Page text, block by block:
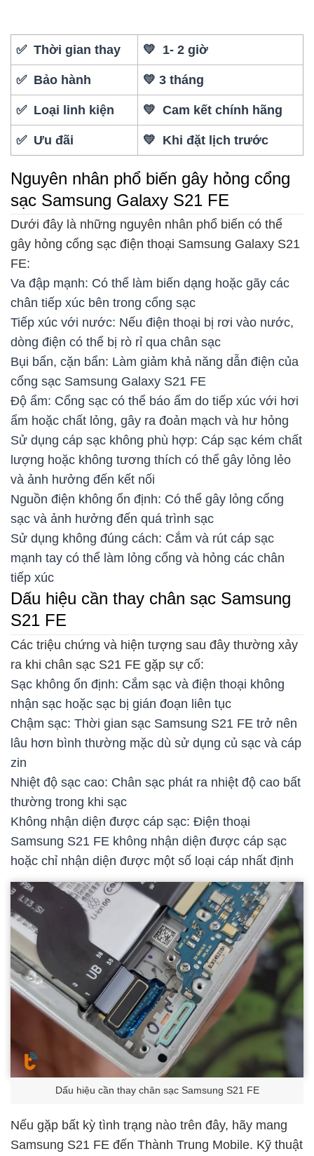
✅ Thời gian thay 💛 1- 2 giờ
✅ Bảo hành 💛 3 tháng
✅ Loại linh kiện 💛 Cam kết chính hãng
✅ Ưu đãi 💛 Khi đặt lịch trước
Nguyên nhân phổ biến gây hỏng cổng
sạc Samsung Galaxy S21 FE
Dưới đây là những nguyên nhân phổ biến có thể
gây hỏng cổng sạc điện thoại Samsung Galaxy S21
FE:
Va đập mạnh: Có thể làm biến dạng hoặc gãy các
chân tiếp xúc bên trong cổng sạc
Tiếp xúc với nước: Nếu điện thoại bị rơi vào nước,
dòng điện có thể bị rò rỉ qua chân sạc
Bụi bẩn, cặn bẩn: Làm giảm khả năng dẫn điện của
cổng sạc Samsung Galaxy S21 FE
Độ ẩm: Cổng sạc có thể báo ẩm do tiếp xúc với hơi
ẩm hoặc chất lỏng, gây ra đoản mạch và hư hỏng
Sử dụng cáp sạc không phù hợp: Cáp sạc kém chất
lượng hoặc không tương thích có thể gây lỏng lẻo
và ảnh hưởng đến kết nối
Nguồn điện không ổn định: Có thể gây lỏng cổng
sạc và ảnh hưởng đến quá trình sạc
Sử dụng không đúng cách: Cắm và rút cáp sạc
mạnh tay có thể làm lỏng cổng và hỏng các chân
tiếp xúc
Dấu hiệu cần thay chân sạc Samsung
S21 FE
Các triệu chứng và hiện tượng sau đây thường xảy
ra khi chân sạc S21 FE gặp sự cố:
Sạc không ổn định: Cắm sạc và điện thoại không
nhận sạc hoặc sạc bị gián đoạn liên tục
Chậm sạc: Thời gian sạc Samsung S21 FE trở nên
lâu hơn bình thường mặc dù sử dụng củ sạc và cáp
zin
Nhiệt độ sạc cao: Chân sạc phát ra nhiệt độ cao bất
thường trong khi sạc
Không nhận diện được cáp sạc: Điện thoại
Samsung S21 FE không nhận diện được cáp sạc
hoặc chỉ nhận diện được một số loại cáp nhất định
Dấu hiệu cần thay chân sạc Samsung S21 FE
Nếu gặp bất kỳ tình trạng nào trên đây, hãy mang
Samsung S21 FE đến Thành Trung Mobile. Kỹ thuật